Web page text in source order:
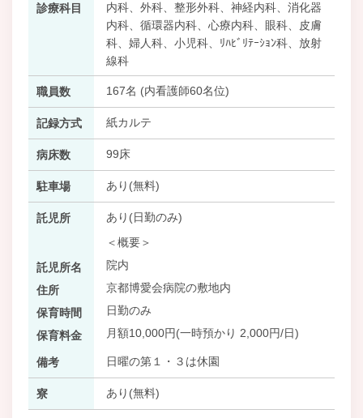
診療科目
内科、外科、整形外科、神経内科、消化器
内科、循環器内科、心療内科、眼科、皮膚
科、婦人科、小児科、ﾘﾊﾋﾞﾘﾃｰｼｮﾝ科、放射
線科
職員数 167名 (内看護師60名位)
記録方式 紙カルテ
病床数 99床
駐車場 あり(無料)
託児所
あり(日勤のみ)
＜概要＞
託児所名
院内
住所
京都博愛会病院の敷地内
保育時間
日勤のみ
保育料金
月額10,000円(一時預かり 2,000円/日)
備考 日曜の第１・３は休園
寮 あり(無料)